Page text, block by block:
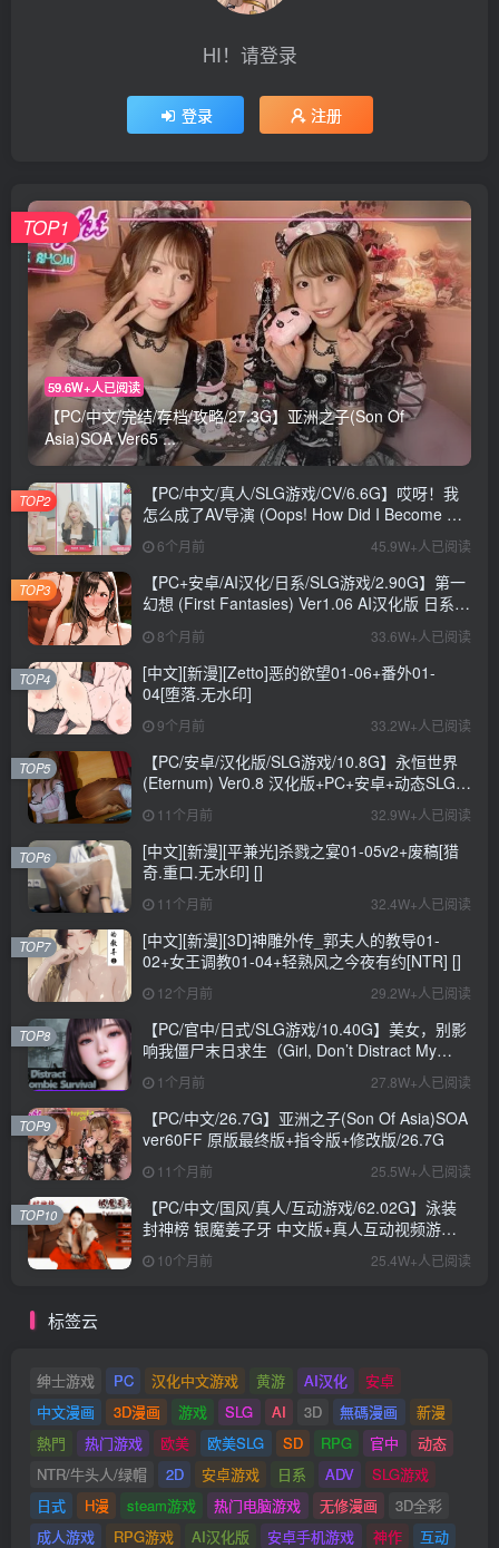
HI！请登录
登录 注册
59.6W+人已阅读
【PC/中文/完结/存档/攻略/27.3G】亚洲之子(Son Of
Asia)SOA Ver65 ...
TOP1
【PC/中文/真人/SLG游戏/CV/6.6G】哎呀！我
怎么成了AV导演 (Oops! How Did I Become An
AV Director?) Ver0.1.1 中文版+真人SLG游戏
+CV+6.6G
6个月前 45.9W+人已阅读
TOP2
【PC+安卓/AI汉化/日系/SLG游戏/2.90G】第一
幻想 (First Fantasies) Ver1.06 AI汉化版 日系
SLG游戏+2.90G
8个月前 33.6W+人已阅读
TOP3
[中文][新漫][Zetto]恶的欲望01-06+番外01-
04[堕落.无水印]
9个月前 33.2W+人已阅读
TOP4
【PC/安卓/汉化版/SLG游戏/10.8G】永恒世界
(Eternum) Ver0.8 汉化版+PC+安卓+动态SLG游
戏+10.8G
11个月前 32.9W+人已阅读
TOP5
[中文][新漫][平兼光]杀戮之宴01-05v2+废稿[猎
奇.重口.无水印] []
11个月前 32.4W+人已阅读
TOP6
[中文][新漫][3D]神雕外传_郭夫人的教导01-
02+女王调教01-04+轻熟风之今夜有约[NTR] []
12个月前 29.2W+人已阅读
TOP7
【PC/官中/日式/SLG游戏/10.40G】美女，别影
响我僵尸末日求生（Girl, Don’t Distract My
Zombie Survival）官中步兵版+日式SLG游戏
+10.40G
1个月前 27.8W+人已阅读
TOP8
【PC/中文/26.7G】亚洲之子(Son Of Asia)SOA
ver60FF 原版最终版+指令版+修改版/26.7G
11个月前 25.5W+人已阅读
TOP9
【PC/中文/国风/真人/互动游戏/62.02G】泳装
封神榜 银魔姜子牙 中文版+真人互动视频游戏
+62.02G
10个月前 25.4W+人已阅读
TOP10
标签云
绅士游戏 PC 汉化中文游戏 黄游 AI汉化
安卓
中文漫画
3D漫画 游戏 SLG AI 3D 無碼漫画
新漫
熱門
热门游戏 欧美 欧美SLG SD RPG 官中
动态
NTR/牛头人/绿帽
2D 安卓游戏 日系 ADV
SLG游戏
日式
H漫 steam游戏 热门电脑游戏 无修漫画
3D全彩
成人游戏
RPG游戏 AI汉化版 安卓手机游戏 神作 互动